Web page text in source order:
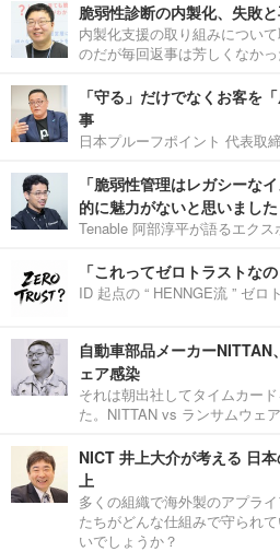
脆弱性診断の内製化、失敗
内製化支援の取り組みについ
のだが毎回返事は芳しくなかっ
「守る」だけでなくお客を
事
日本プルーフポイント 代表取
「脆弱性管理はレガシーな
的に魅力がないと思いました
Tenable 阿部淳平が語るエク
「これってゼロトラストな
ID 起点の “ HENNGE流 ” ゼロ
自動車部品メーカー
ェア感染
それは朝出社してタイムカー
た。NITTAN vs ランサムウェ
NICT 井上大介が考える 日
上
多くの組織で海外製のアプラ
たちがどんな仕組みで守られ
いでしょうか？